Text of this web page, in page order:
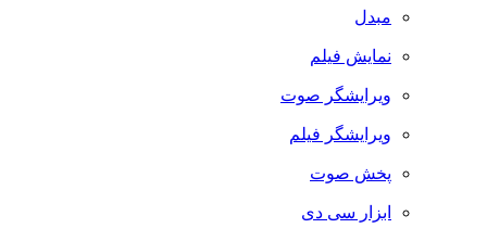
مبدل
نمایش فیلم
ویرایشگر صوت
ویرایشگر فیلم
پخش صوت
ابزار سی دی